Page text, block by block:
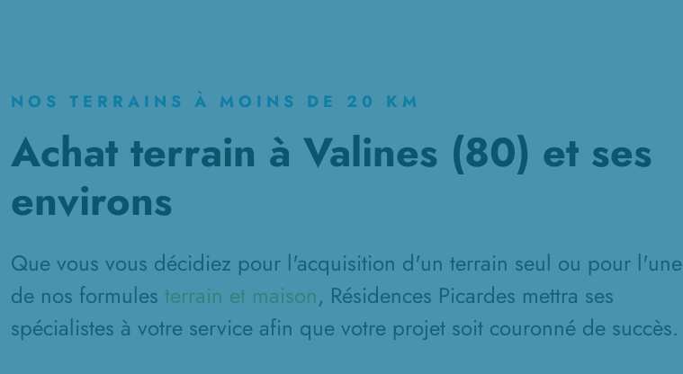
NOS TERRAINS À MOINS DE 20 KM
Achat terrain à Valines (80) et ses
environs
Que vous vous décidiez pour l'acquisition d'un terrain seul ou pour l'une
de nos formules terrain et maison, Résidences Picardes mettra ses
spécialistes à votre service afin que votre projet soit couronné de succès.